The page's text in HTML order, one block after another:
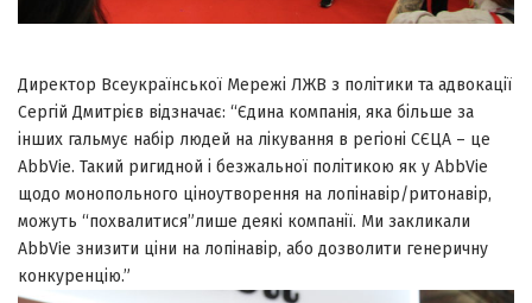
Директор Всеукраїнської Мережі ЛЖВ з політики та адвокації
Сергій Дмитрієв відзначає: “Єдина компанія, яка більше за
інших гальмує набір людей на лікування в регіоні СЄЦА – це
AbbVie. Такий ригидной і безжальної політикою як у AbbVie
щодо монопольного ціноутворення на лопінавір/ритонавір,
можуть “похвалитися”лише деякі компанії. Ми закликали
AbbVie знизити ціни на лопінавір, або дозволити генеричну
конкуренцію.”